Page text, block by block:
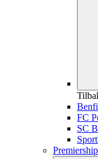
FC
SC